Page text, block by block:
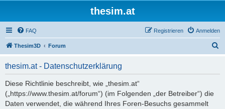
thesim.at
FAQ Anmelden
Registrieren
Thesim3D Forum
thesim.at - Datenschutzerklärung
Diese Richtlinie beschreibt, wie „thesim.at“
(„https://www.thesim.at/forum“) (im Folgenden „der Betreiber“) die
Daten verwendet, die während Ihres Foren-Besuchs gesammelt